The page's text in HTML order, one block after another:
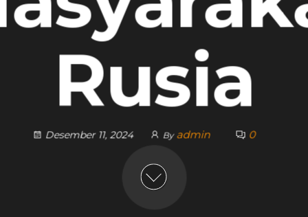
Rusia
Desember 11, 2024 By admin 0